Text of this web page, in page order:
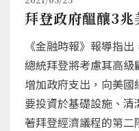
拜登政府醞釀3
《金融時報》報導指
總統拜登將考慮其高
增加政府支出，向美
要投資於基礎設施、
著拜登經濟議程的第二